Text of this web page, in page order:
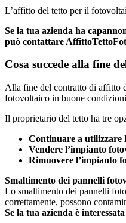
L’affitto del tetto per il
Se la tua azienda ha
può contattare
Cosa succede alla fine
Alla fine del contratto di affitto
fotovoltaico in buone
Il proprietario del tetto ha tre
Continuare a utilizzare
Vendere l’impianto
Rimuovere l’impianto
Smaltimento dei pannelli
Lo smaltimento dei pannelli
correttamente, possono
Se la tua azienda è